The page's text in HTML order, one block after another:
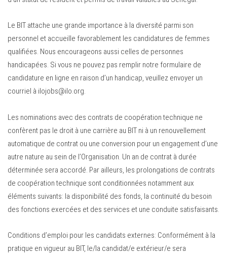
Le BIT attache une grande importance à la diversité parmi son
personnel et accueille favorablement les candidatures de femmes
qualifiées. Nous encourageons aussi celles de personnes
handicapées. Si vous ne pouvez pas remplir notre formulaire de
candidature en ligne en raison d’un handicap, veuillez envoyer un
courriel à ilojobs@ilo.org.
Les nominations avec des contrats de coopération technique ne
confèrent pas le droit à une carrière au BIT ni à un renouvellement
automatique de contrat ou une conversion pour un engagement d’une
autre nature au sein de l’Organisation. Un an de contrat à durée
déterminée sera accordé. Par ailleurs, les prolongations de contrats
de coopération technique sont conditionnées notamment aux
éléments suivants: la disponibilité des fonds, la continuité du besoin
des fonctions exercées et des services et une conduite satisfaisants.
Conditions d’emploi pour les candidats externes: Conformément à la
pratique en vigueur au BIT, le/la candidat/e extérieur/e sera